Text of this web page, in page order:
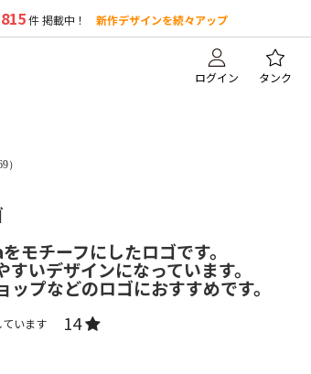
件 掲載中！ 新作デザインを続々アップ
ログイン タンク
）
モチーフにしたロゴです。
いデザインになっています。
プなどのロゴにおすすめです。
います 14